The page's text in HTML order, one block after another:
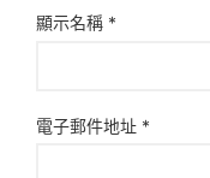
顯示名稱 *
電子郵件地址 *